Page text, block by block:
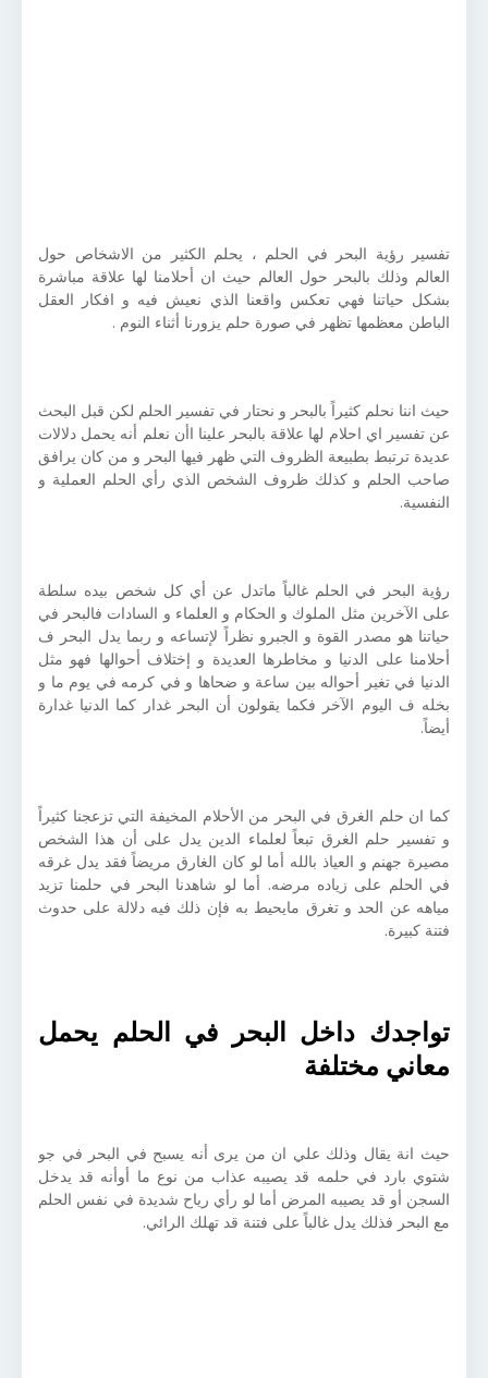
تفسير رؤية البحر في الحلم ، يحلم الكثير من الاشخاص حول
العالم وذلك بالبحر حول العالم حيث ان أحلامنا لها علاقة مباشرة
بشكل حياتنا فهي تعكس واقعنا الذي نعيش فيه و افكار العقل
الباطن معظمها تظهر في صورة حلم يزورنا أثناء النوم .
حيث اننا نحلم كثيراً بالبحر و نحتار في تفسير الحلم لكن قبل البحث
عن تفسير اي احلام لها علاقة بالبحر علينا اأن نعلم أنه يحمل دلالات
عديدة ترتبط بطبيعة الظروف التي ظهر فيها البحر و من كان يرافق
صاحب الحلم و كذلك ظروف الشخص الذي رأي الحلم العملية و
النفسية.
رؤية البحر في الحلم غالباً ماتدل عن أي كل شخص بيده سلطة
على الآخرين مثل الملوك و الحكام و العلماء و السادات فالبحر في
حياتنا هو مصدر القوة و الجبرو نظراً لإتساعه و ربما يدل البحر ف
أحلامنا على الدنيا و مخاطرها العديدة و إختلاف أحوالها فهو مثل
الدنيا في تغير أحواله بين ساعة و ضحاها و في كرمه في يوم ما و
بخله ف اليوم الآخر فكما يقولون أن البحر غدار كما الدنيا غدارة
أيضاً.
كما ان حلم الغرق في البحر من الأحلام المخيفة التي تزعجنا كثيراً
و تفسير حلم الغرق تبعاً لعلماء الدين يدل على أن هذا الشخص
مصيرة جهنم و العياذ بالله أما لو كان الغارق مريضاً فقد يدل غرقه
في الحلم على زياده مرضه. أما لو شاهدنا البحر في حلمنا تزيد
مياهه عن الحد و تغرق مايحيط به فإن ذلك فيه دلالة على حدوث
فتنة كبيرة.
تواجدك داخل البحر في الحلم يحمل
معاني مختلفة
حيث انة يقال وذلك علي ان من يرى أنه يسبح في البحر في جو
شتوي بارد في حلمه قد يصيبه عذاب من نوع ما أوأنه قد يدخل
السجن أو قد يصيبه المرض أما لو رأي رياح شديدة في نفس الحلم
مع البحر فذلك يدل غالباً على فتنة قد تهلك الرائي.